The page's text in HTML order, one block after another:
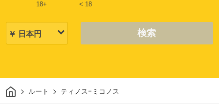
18+ < 18
検索
家 ルート ティノス-ミコノス